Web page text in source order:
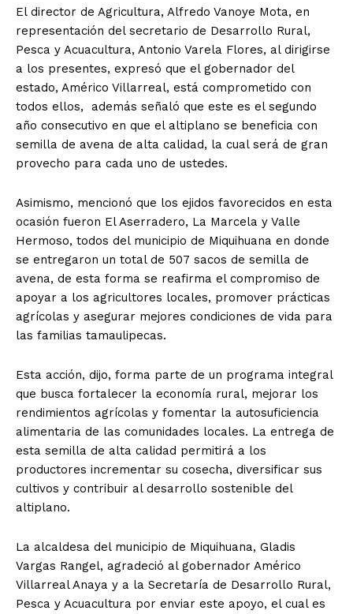
El director de Agricultura, Alfredo Vanoye Mota, en
representación del secretario de Desarrollo Rural,
Pesca y Acuacultura, Antonio Varela Flores, al dirigirse
a los presentes, expresó que el gobernador del
estado, Américo Villarreal, está comprometido con
todos ellos, además señaló que este es el segundo
año consecutivo en que el altiplano se beneficia con
semilla de avena de alta calidad, la cual será de gran
provecho para cada uno de ustedes.
Asimismo, mencionó que los ejidos favorecidos en esta
ocasión fueron El Aserradero, La Marcela y Valle
Hermoso, todos del municipio de Miquihuana en donde
se entregaron un total de 507 sacos de semilla de
avena, de esta forma se reafirma el compromiso de
apoyar a los agricultores locales, promover prácticas
agrícolas y asegurar mejores condiciones de vida para
las familias tamaulipecas.
Esta acción, dijo, forma parte de un programa integral
que busca fortalecer la economía rural, mejorar los
rendimientos agrícolas y fomentar la autosuficiencia
alimentaria de las comunidades locales. La entrega de
esta semilla de alta calidad permitirá a los
productores incrementar su cosecha, diversificar sus
cultivos y contribuir al desarrollo sostenible del
altiplano.
La alcaldesa del municipio de Miquihuana, Gladis
Vargas Rangel, agradeció al gobernador Américo
Villarreal Anaya y a la Secretaría de Desarrollo Rural,
Pesca y Acuacultura por enviar este apoyo, el cual es